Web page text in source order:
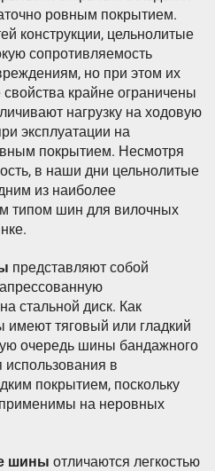
ровным покрытием.
конструкции, цельнолитые
сопротивляемость
но при этом их
крайне ограничены
нагрузку на ходовую
эксплуатации на
покрытием. Несмотря
в наши дни цельнолитые
из наиболее
типом шин для вилочных
представляют собой
стальной диск. Как
имеют тяговый или гладкий
очередь шины бандажного
использования в
покрытием, поскольку
на неровных
шины отличаются легкостью